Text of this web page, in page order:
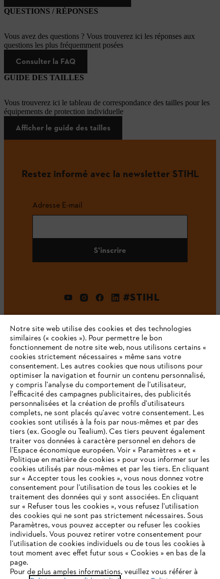
QUESTIONS / RÉPONSES
Vous avez des questions ? Vous trouverez ici les réponses aux
questions les plus fréquemment posées
Consulter la FAQ
GUIDE DES TAILLES
Vous trouverez ici le tableau de correspondance des tailles pour les
équipements de protection individuelle
Afficher le guide des tailles
Restez informé avec la newsletter STIHL
Adresse E-mail
S'inscrire
#STIHL
L'Entreprise
STIHL FAQ
Contact
Politique de protection des données
Mentions légales Utilisation des cookies
Informations juridiques
VOTRE NAVIGATEUR INTERNET
N'EST PLUS PRIS EN CHARGE
Vous utilisez un navigateur Internet que nous ne prenons plus
en charge, et certaines fonctionnalités de notre site ne
peuvent fonctionner correctement. Pour une utilisation
optimale de notre site, nous vous recommandons de passer à
Notre site web utilise des cookies et des technologies
similaires (« cookies »). Pour permettre le bon
fonctionnement de notre site web, nous utilisons certains «
cookies strictement nécessaires » même sans votre
consentement. Les autres cookies que nous utilisons pour
optimiser la navigation et fournir un contenu personnalisé,
y compris l'analyse du comportement de l'utilisateur,
l'efficacité des campagnes publicitaires, des publicités
personnalisées et la création de profils d'utilisateurs
complets, ne sont placés qu'avec votre consentement. Les
cookies sont utilisés à la fois par nous-mêmes et par des
tiers (ex. Google ou Tealium). Ces tiers peuvent également
traiter vos données à caractère personnel en dehors de
l’Espace économique européen. Voir « Paramètres » et «
Politique en matière de cookies » pour vous informer sur les
cookies utilisés par nous-mêmes et par les tiers. En cliquant
sur « Accepter tous les cookies », vous nous donnez votre
consentement pour l’utilisation de tous les cookies et le
traitement des données qui y sont associées. En cliquant
sur « Refuser tous les cookies », vous refusez l'utilisation
des cookies qui ne sont pas strictement nécessaires. Sous
Paramètres, vous pouvez accepter ou refuser les cookies
individuels. Vous pouvez retirer votre consentement pour
l’utilisation de cookies individuels ou de tous les cookies à
tout moment avec effet futur sous « Cookies » en bas de la
page.
Pour de plus amples informations, veuillez vous référer à